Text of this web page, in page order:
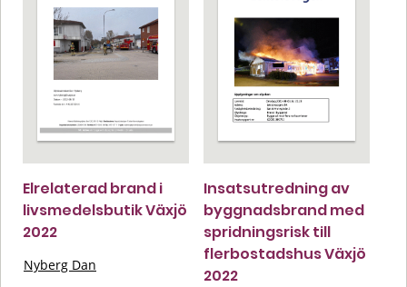
Elrelaterad brand i
livsmedelsbutik Växjö
2022
Nyberg Dan
Insatsutredning av
byggnadsbrand med
spridningsrisk till
flerbostadshus Växjö
2022